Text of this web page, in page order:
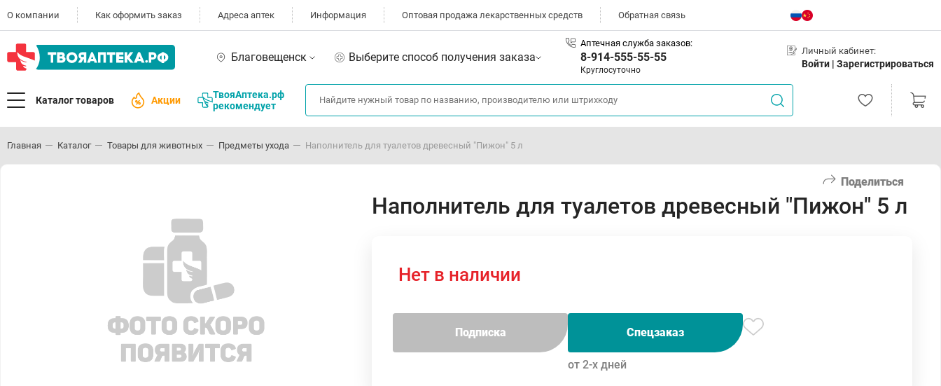
О компании Как оформить заказ Адреса аптек Информация Оптовая продажа лекарственных средств Обратная связь
Благовещенск Выберите способ получения заказа
Аптечная служба заказов:
8-914-555-55-55
Круглосуточно
Личный кабинет:
Войти | Зарегистрироваться
Каталог товаров Акции
ТвояАптека.рф
рекомендует
Главная Каталог Товары для животных Предметы ухода Наполнитель для туалетов древесный "Пижон" 5 л
Поделиться
Наполнитель для туалетов древесный "Пижон" 5 л
Нет в наличии
Подписка Спецзаказ
от 2-х дней